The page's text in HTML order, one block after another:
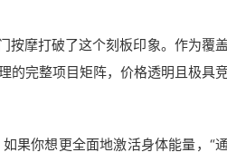
按摩打破了这个刻板印象。作为覆盖
的完整项目矩阵，价格透明且极具
果你想更全面地激活身体能量，“